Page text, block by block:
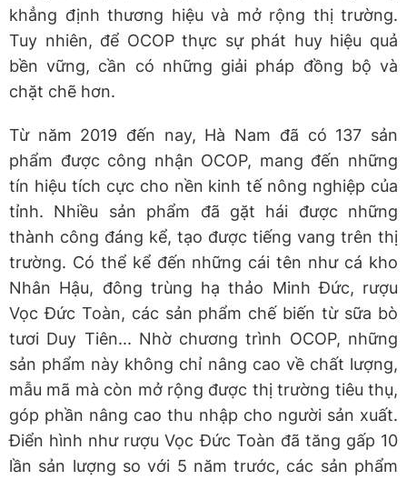
khẳng định thương hiệu và mở rộng thị trường.
Tuy nhiên, để OCOP thực sự phát huy hiệu quả
bền vững, cần có những giải pháp đồng bộ và
chặt chẽ hơn.
Từ năm 2019 đến nay, Hà Nam đã có 137 sản
phẩm được công nhận OCOP, mang đến những
tín hiệu tích cực cho nền kinh tế nông nghiệp của
tỉnh. Nhiều sản phẩm đã gặt hái được những
thành công đáng kể, tạo được tiếng vang trên thị
trường. Có thể kể đến những cái tên như cá kho
Nhân Hậu, đông trùng hạ thảo Minh Đức, rượu
Vọc Đức Toàn, các sản phẩm chế biến từ sữa bò
tươi Duy Tiên... Nhờ chương trình OCOP, những
sản phẩm này không chỉ nâng cao về chất lượng,
mẫu mã mà còn mở rộng được thị trường tiêu thụ,
góp phần nâng cao thu nhập cho người sản xuất.
Điển hình như rượu Vọc Đức Toàn đã tăng gấp 10
lần sản lượng so với 5 năm trước, các sản phẩm